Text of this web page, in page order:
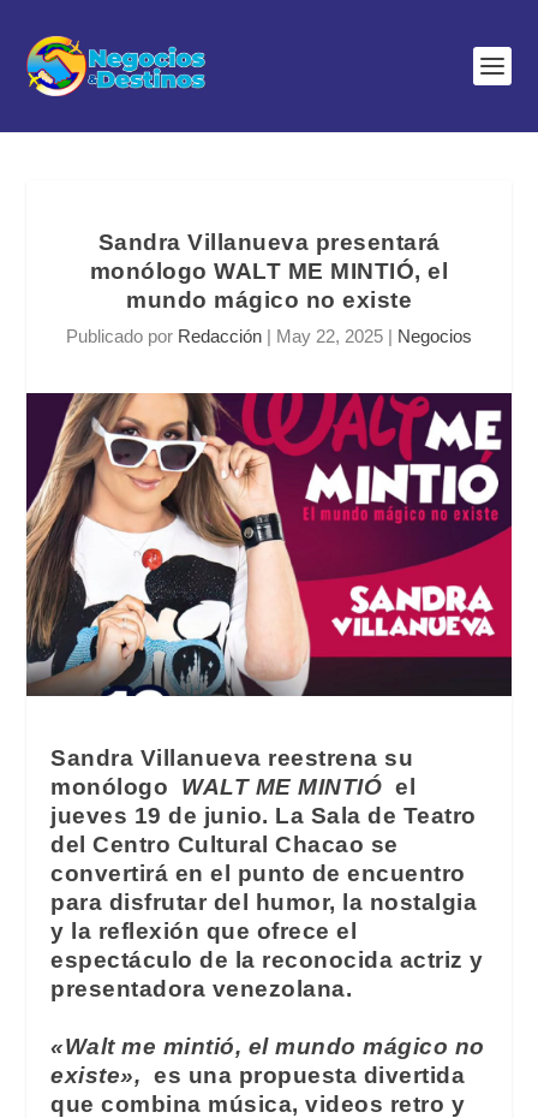
Sandra Villanueva presentará
monólogo WALT ME MINTIÓ, el
mundo mágico no existe
Publicado por Redacción | May 22, 2025 | Negocios
Sandra Villanueva reestrena su
monólogo WALT ME MINTIÓ el
jueves 19 de junio. La Sala de Teatro
del Centro Cultural Chacao se
convertirá en el punto de encuentro
para disfrutar del humor, la nostalgia
y la reflexión que ofrece el
espectáculo de la reconocida actriz y
presentadora venezolana.
«Walt me mintió, el mundo mágico no
existe», es una propuesta divertida
que combina música, videos retro y